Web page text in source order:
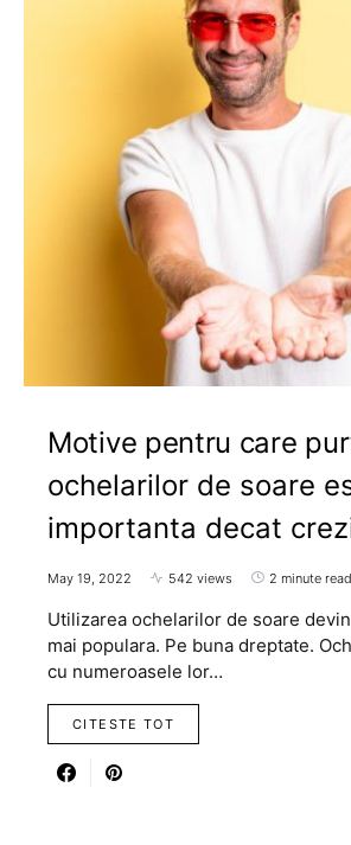
Motive pentru care
ochelarilor de soare
importanta decat
May 19, 2022 542 views 2 minute read
Utilizarea ochelarilor de soare
mai populara. Pe buna dreptate.
cu numeroasele lor…
CITESTE TOT